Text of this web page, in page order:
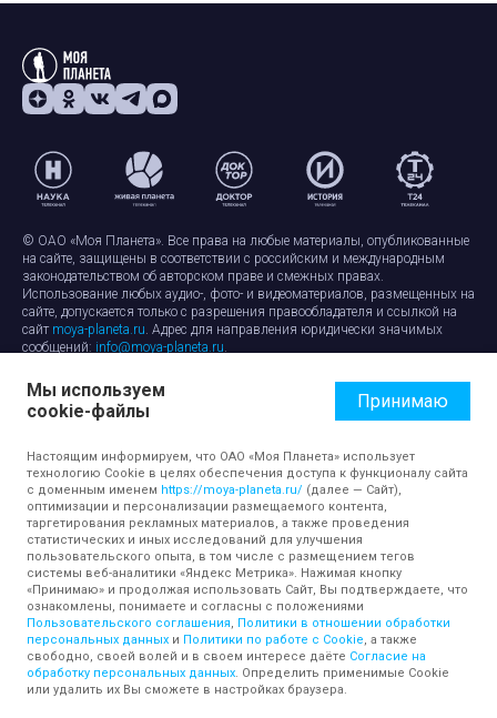
© ОАО «Моя Планета». Все права на любые материалы, опубликованные
на сайте, защищены в соответствии с российским и международным
законодательством об авторском праве и смежных правах.
Использование любых аудио-, фото- и видеоматериалов, размещенных на
сайте, допускается только с разрешения правообладателя и ссылкой на
сайт moya-planeta.ru. Адрес для направления юридически значимых
сообщений: info@moya-planeta.ru.
Правила сайтаРабота с cookie-файлами
Защита персональных данных
Обработка персональных данных
Мы используем
cookie-файлы
Принимаю
Настоящим информируем, что ОАО «Моя Планета» использует
технологию Cookie в целях обеспечения доступа к функционалу сайта
с доменным именем https://moya-planeta.ru/ (далее — Сайт),
оптимизации и персонализации размещаемого контента,
таргетирования рекламных материалов, а также проведения
статистических и иных исследований для улучшения
пользовательского опыта, в том числе с размещением тегов
системы веб-аналитики «Яндекс Метрика». Нажимая кнопку
«Принимаю» и продолжая использовать Сайт, Вы подтверждаете, что
ознакомлены, понимаете и согласны с положениями
Пользовательского соглашения, Политики в отношении обработки
персональных данных и Политики по работе с Cookie, а также
свободно, своей волей и в своем интересе даёте Согласие на
обработку персональных данных. Определить применимые Cookie
или удалить их Вы сможете в настройках браузера.